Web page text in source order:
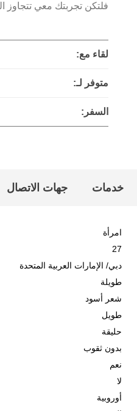
فلتكن تجربتك معي تتجاوز
لقاء مع:
متوفر لـ:
السفر:
خدمات جهات الاتصال
امرأة
27
دبي/ الإمارات العربية المتحدة
طويلة
شعر أسود
طويل
حليقة
بدون ثقوب
نعم
لا
أوروبية